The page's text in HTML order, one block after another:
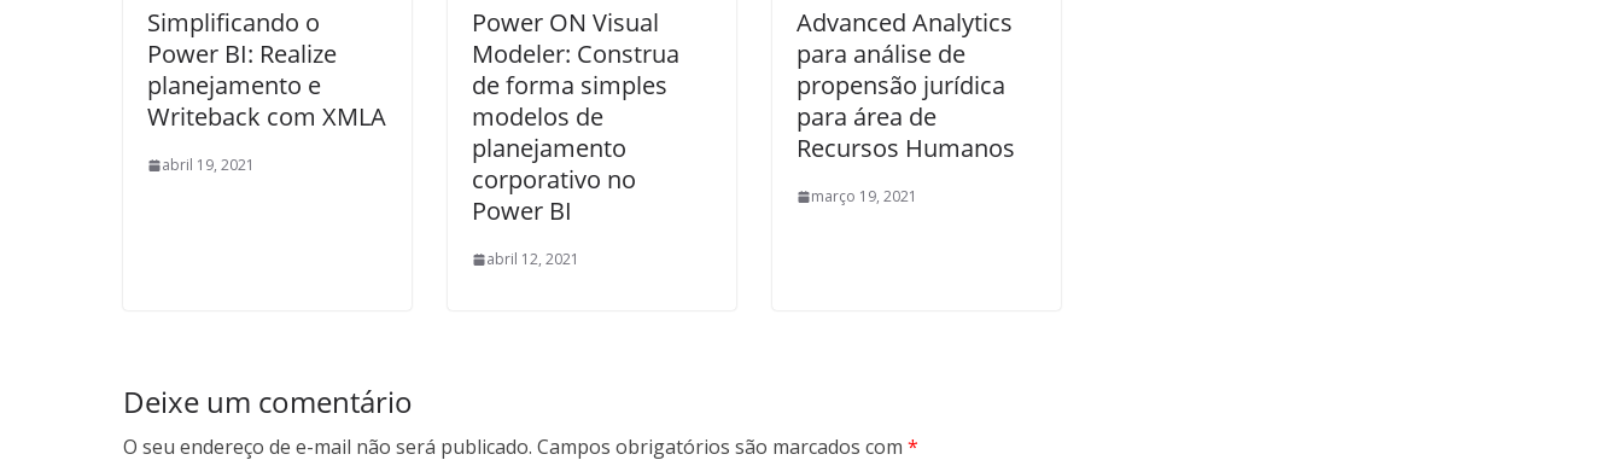
Simplificando o
Power BI: Realize
planejamento e
Writeback com XMLA
abril 19, 2021
Power ON Visual
Modeler: Construa
de forma simples
modelos de
planejamento
corporativo no
Power BI
abril 12, 2021
Advanced Analytics
para análise de
propensão jurídica
para área de
Recursos Humanos
março 19, 2021
Deixe um comentário
O seu endereço de e-mail não será publicado. Campos obrigatórios são marcados com *